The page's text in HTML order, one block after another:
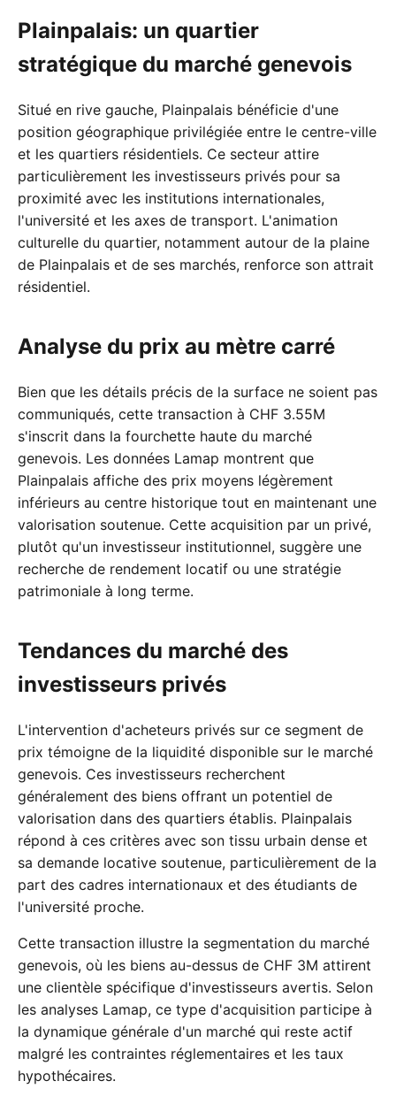
Plainpalais: un quartier
stratégique du marché genevois
Situé en rive gauche, Plainpalais bénéficie d'une
position géographique privilégiée entre le centre-ville
et les quartiers résidentiels. Ce secteur attire
particulièrement les investisseurs privés pour sa
proximité avec les institutions internationales,
l'université et les axes de transport. L'animation
culturelle du quartier, notamment autour de la plaine
de Plainpalais et de ses marchés, renforce son attrait
résidentiel.
Analyse du prix au mètre carré
Bien que les détails précis de la surface ne soient pas
communiqués, cette transaction à CHF 3.55M
s'inscrit dans la fourchette haute du marché
genevois. Les données Lamap montrent que
Plainpalais affiche des prix moyens légèrement
inférieurs au centre historique tout en maintenant une
valorisation soutenue. Cette acquisition par un privé,
plutôt qu'un investisseur institutionnel, suggère une
recherche de rendement locatif ou une stratégie
patrimoniale à long terme.
Tendances du marché des
investisseurs privés
L'intervention d'acheteurs privés sur ce segment de
prix témoigne de la liquidité disponible sur le marché
genevois. Ces investisseurs recherchent
généralement des biens offrant un potentiel de
valorisation dans des quartiers établis. Plainpalais
répond à ces critères avec son tissu urbain dense et
sa demande locative soutenue, particulièrement de la
part des cadres internationaux et des étudiants de
l'université proche.
Cette transaction illustre la segmentation du marché
genevois, où les biens au-dessus de CHF 3M attirent
une clientèle spécifique d'investisseurs avertis. Selon
les analyses Lamap, ce type d'acquisition participe à
la dynamique générale d'un marché qui reste actif
malgré les contraintes réglementaires et les taux
hypothécaires.